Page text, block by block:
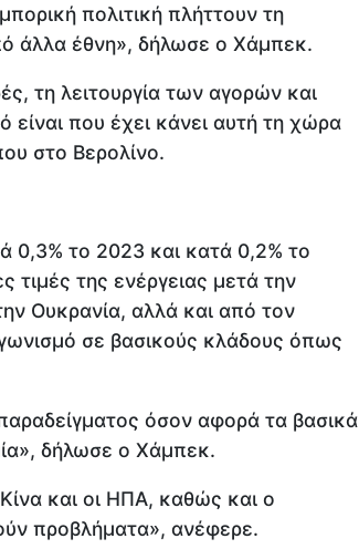
πολιτική πλήττουν τη
άλλα έθνη», δήλωσε ο Χάμπεκ.
τη λειτουργία των αγορών και
που έχει κάνει αυτή τη χώρα
στο Βερολίνο.
0,3% το 2023 και κατά 0,2% το
τιμές της ενέργειας μετά την
Ουκρανία, αλλά και από τον
σε βασικούς κλάδους όπως
όσον αφορά τα βασικά
δήλωσε ο Χάμπεκ.
και οι ΗΠΑ, καθώς και ο
προβλήματα», ανέφερε.